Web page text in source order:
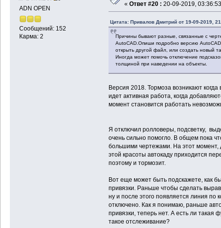
ADN OPEN
Сообщений: 152
Карма: 2
« Ответ #20 : 20-09-2019,
Цитата: Привалов Дмитрий от 19-09-2019,
Причины бывают разные, связанные с
AutoCAD.Опиши подробно версию
открыть другой файл, или создать новый
Иногда может помочь отключение
толщиной при наведении на объекты.
Версия 2018. Тормоза возникают
идет активная работа, когда
момент становится работать
Я отключил ролловеры, подсветку,
очень сильно помогло. В общем пока
большими чертежами. На этот
этой красоты автокаду приходится
поэтому и тормозит.
Вот еще может быть подскажете, как
привязки. Раньше чтобы сделать
ну и после этого появляется линия по
отключено. Как я понимаю, раньше
привязки, теперь нет. А есть ли такая
такое отслеживание?